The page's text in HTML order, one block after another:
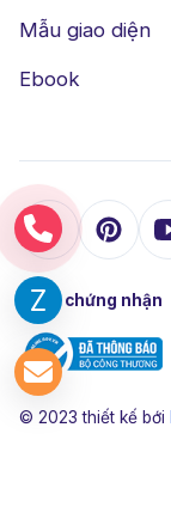
Mẫu giao diện
Ebook
Được chứng nhận
© 2023 thiết kế bới